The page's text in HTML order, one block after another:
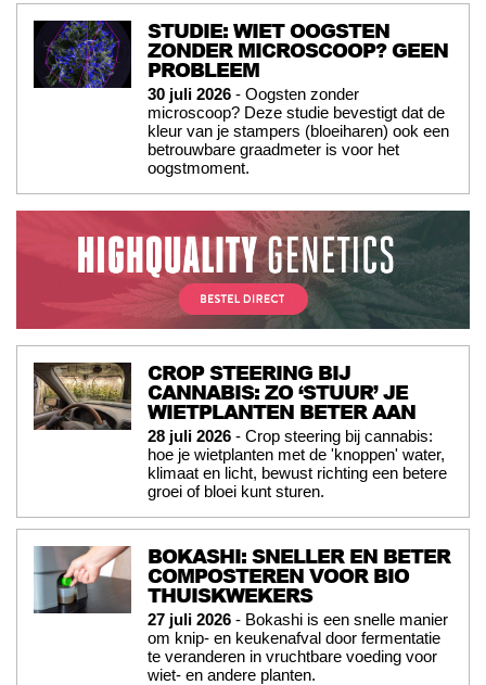
STUDIE: WIET OOGSTEN
ZONDER MICROSCOOP? GEEN
PROBLEEM
30 juli 2026 - Oogsten zonder
microscoop? Deze studie bevestigt dat de
kleur van je stampers (bloeiharen) ook een
betrouwbare graadmeter is voor het
oogstmoment.
CROP STEERING BIJ
CANNABIS: ZO ‘STUUR’ JE
WIETPLANTEN BETER AAN
28 juli 2026 - Crop steering bij cannabis:
hoe je wietplanten met de 'knoppen' water,
klimaat en licht, bewust richting een betere
groei of bloei kunt sturen.
BOKASHI: SNELLER EN BETER
COMPOSTEREN VOOR BIO
THUISKWEKERS
27 juli 2026 - Bokashi is een snelle manier
om knip- en keukenafval door fermentatie
te veranderen in vruchtbare voeding voor
wiet- en andere planten.